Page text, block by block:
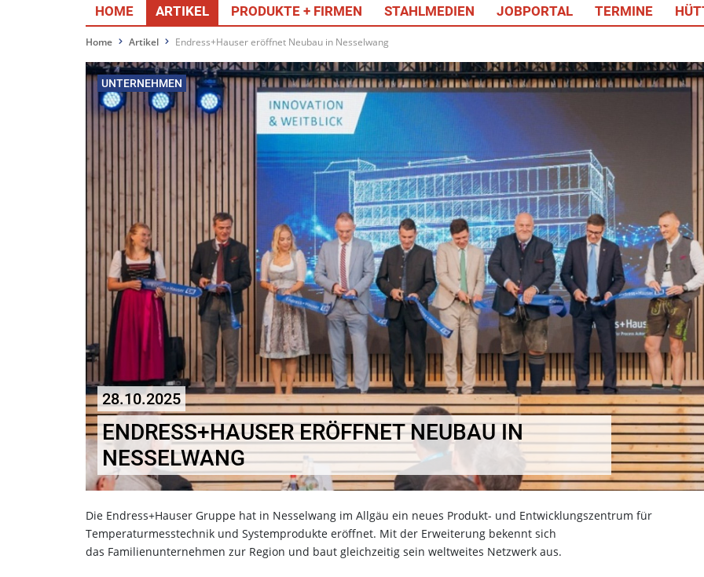
HOME ARTIKEL PRODUKTE + FIRMEN STAHLMEDIEN JOBPORTAL TERMINE
Home Artikel Endress+Hauser eröffnet Neubau in Nesselwang
UNTERNEHMEN
28.10.2025
ENDRESS+HAUSER ERÖFFNET NEUBAU IN
NESSELWANG
Die Endress+Hauser Gruppe hat in Nesselwang im Allgäu ein neues Produkt- und Entwicklungszentrum für
Temperaturmesstechnik und Systemprodukte eröffnet. Mit der Erweiterung bekennt sich
das Familienunternehmen zur Region und baut gleichzeitig sein weltweites Netzwerk aus.